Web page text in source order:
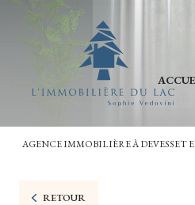
AGENCE IMMOBILIÈRE À DEVESSET
RETOUR